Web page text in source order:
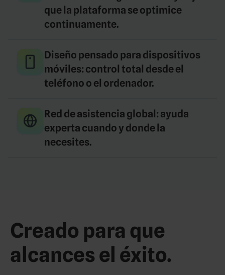
que la plataforma se optimice
continuamente.
Diseño pensado para dispositivos
móviles: control total desde el
teléfono o el ordenador.
Red de asistencia global: ayuda
experta cuando y donde la
necesites.
Creado para que
alcances el éxito.